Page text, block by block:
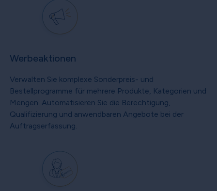
Werbeaktionen
Verwalten Sie komplexe Sonderpreis- und
Bestellprogramme für mehrere Produkte, Kategorien und
Mengen. Automatisieren Sie die Berechtigung,
Qualifizierung und anwendbaren Angebote bei der
Auftragserfassung.